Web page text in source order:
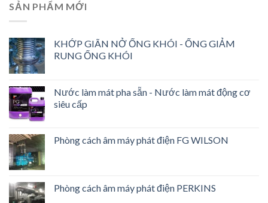
SẢN PHẨM MỚI
KHỚP GIÃN NỞ ỐNG KHÓI - ỐNG GIẢM
RUNG ỐNG KHÓI
Nước làm mát pha sẵn - Nước làm mát động cơ
siêu cấp
Phòng cách âm máy phát điện FG WILSON
Phòng cách âm máy phát điện PERKINS